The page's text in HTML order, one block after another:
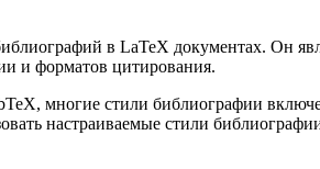
в LaTeX документах. Он
и форматов цитирования.
многие стили библиографии
настраиваемые стили